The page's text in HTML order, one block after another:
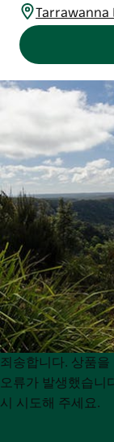
Tarrawanna
Product
List
Product
List
죄송합니다. 상품을
오류가 발생했습니
시 시도해 주세요.